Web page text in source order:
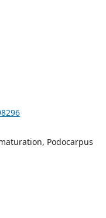
Podocarpus